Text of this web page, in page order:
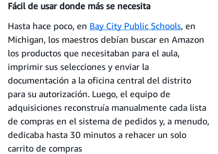
Fácil de usar donde más se necesita
Hasta hace poco, en Bay City Public Schools, en
Michigan, los maestros debían buscar en Amazon
los productos que necesitaban para el aula,
imprimir sus selecciones y enviar la
documentación a la oficina central del distrito
para su autorización. Luego, el equipo de
adquisiciones reconstruía manualmente cada lista
de compras en el sistema de pedidos y, a menudo,
dedicaba hasta 30 minutos a rehacer un solo
carrito de compras